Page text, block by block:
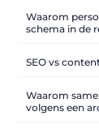
Waarom
schema in de
SEO vs
Waarom
volgens een